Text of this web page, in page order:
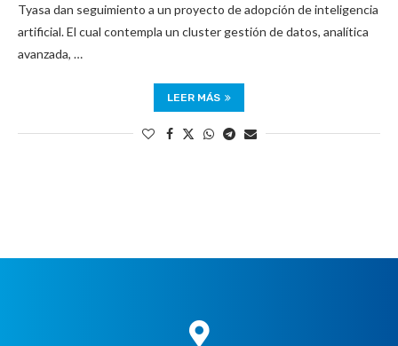
Tyasa dan seguimiento a un proyecto de adopción de inteligencia
artificial. El cual contempla un cluster gestión de datos, analítica
avanzada, …
LEER MÁS